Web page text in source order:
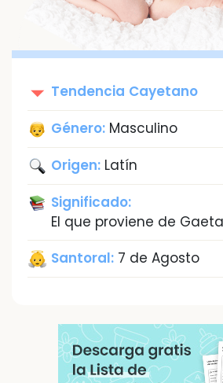
Tendencia Cayetano
Género: Masculino
Origen: Latín
Significado:
El que proviene de
Santoral: 7 de Agosto